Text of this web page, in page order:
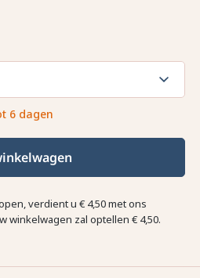
6 dagen
verdient u € 4,50met ons
winkelwagen zal optellen € 4,50.